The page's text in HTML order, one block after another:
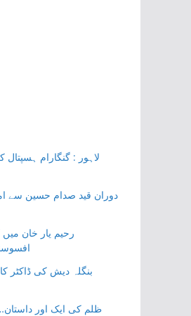
لاہور : گنگارام
دوران قید صدام حسین سے
رحیم یار خان
بنگلہ دیش کی ڈاکٹر
ظلم کی ایک اور